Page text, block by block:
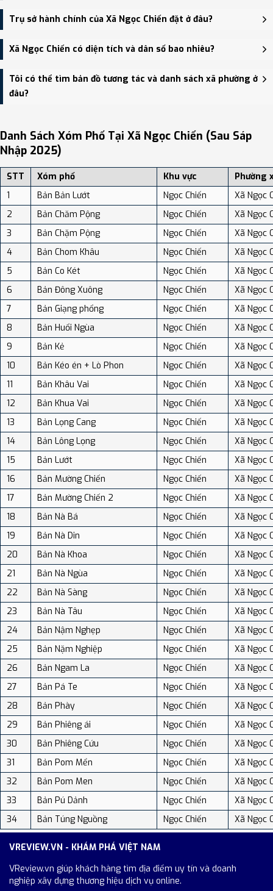
Xã Ngọc Chiến được thành lập trên cơ sở sáp nhập Không sáp
nhập.
Trụ sở hành chính của Xã Ngọc Chiến đặt ở đâu?
Trụ sở hành chính mới của Xã Ngọc Chiến đặt tại Bản Đông Xuông,
xã Ngọc Chiến, tỉnh Sơn La - trung tâm khu vực thuận tiện giao
thông.
Xã Ngọc Chiến có diện tích và dân số bao nhiêu?
Xã Ngọc Chiến có Diện tích: 212.19 km², Dân số: 12,021 người, Mật
độ dân số: Khoảng 56.65 người/km²
Tôi có thể tìm bản đồ tương tác và danh sách xã phường ở
đâu?
địa điểm tại: VReview.vn - Nền tảng review địa điểm, dịch vụ và du
lịch uy tín tại Việt Nam.
Danh Sách Xóm Phố Tại Xã Ngọc Chiến (sau Sáp
Nhập 2025)
STT Xóm phố Khu vực
Phường
1
Bản Bản Lướt Ngọc Chiến
Xã Ngọc
2
Bản Chăm Pộng Ngọc Chiến
Xã Ngọc
3
Bản Chặm Pộng Ngọc Chiến
Xã Ngọc
4
Bản Chom Khâu Ngọc Chiến
Xã Ngọc
5
Bản Co Két Ngọc Chiến
Xã Ngọc
6
Bản Đông Xuông Ngọc Chiến
Xã Ngọc
7
Bản Giạng phổng Ngọc Chiến
Xã Ngọc
8
Bản Huổi Ngùa Ngọc Chiến
Xã Ngọc
9
Bản Kẻ Ngọc Chiến
Xã Ngọc
10
Bản Kéo én + Lò Phon Ngọc Chiến
Xã Ngọc
11
Bản Khâu Vai Ngọc Chiến
Xã Ngọc
12
Bản Khua Vai Ngọc Chiến
Xã Ngọc
13
Bản Lọng Cang Ngọc Chiến
Xã Ngọc
14
Bản Lông Lọng Ngọc Chiến
Xã Ngọc
15
Bản Lướt Ngọc Chiến
Xã Ngọc
16
Bản Mường Chiến Ngọc Chiến
Xã Ngọc
17
Bản Mường Chiến 2 Ngọc Chiến
Xã Ngọc
18
Bản Nà Bá Ngọc Chiến
Xã Ngọc
19
Bản Nà Din Ngọc Chiến
Xã Ngọc
20
Bản Nà Khoa Ngọc Chiến
Xã Ngọc
21
Bản Nà Ngùa Ngọc Chiến
Xã Ngọc
22
Bản Nà Sàng Ngọc Chiến
Xã Ngọc
23
Bản Nà Tâu Ngọc Chiến
Xã Ngọc
24
Bản Nậm Nghẹp Ngọc Chiến
Xã Ngọc
25
Bản Nặm Nghiệp Ngọc Chiến
Xã Ngọc
26
Bản Ngam La Ngọc Chiến
Xã Ngọc
27
Bản Pá Te Ngọc Chiến
Xã Ngọc
28
Bản Phày Ngọc Chiến
Xã Ngọc
29
Bản Phiêng ái Ngọc Chiến
Xã Ngọc
30
Bản Phiêng Cứu Ngọc Chiến
Xã Ngọc
31
Bản Pom Mển Ngọc Chiến
Xã Ngọc
32
Bản Pom Men Ngọc Chiến
Xã Ngọc
33
Bản Pú Dảnh Ngọc Chiến
Xã Ngọc
34
Bản Túng Nguồng Ngọc Chiến Xã Ngọc
VREVIEW.VN - KHÁM PHÁ VIỆT NAM
VReview.vn giúp khách hàng tìm địa điểm uy tín và doanh
nghiệp xây dựng thương hiệu dịch vụ online.